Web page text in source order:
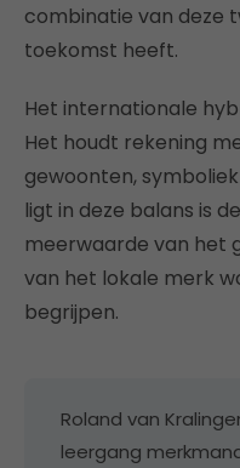
combinatie van deze
toekomst heeft.
Het internationale
Het houdt rekening
gewoonten,
ligt in deze balans is
meerwaarde van het
van het lokale merk
begrijpen.
Roland van
leergang